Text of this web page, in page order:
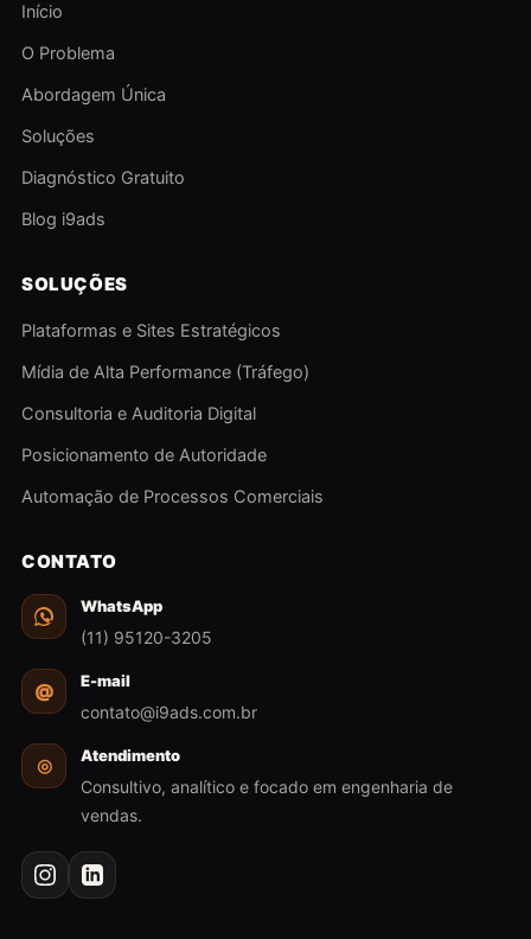
Início
O Problema
Abordagem Única
Soluções
Diagnóstico Gratuito
Blog i9ads
SOLUÇÕES
Plataformas e Sites Estratégicos
Mídia de Alta Performance (Tráfego)
Consultoria e Auditoria Digital
Posicionamento de Autoridade
Automação de Processos Comerciais
CONTATO
WhatsApp
(11) 95120-3205
@ E-mail
contato@i9ads.com.br
◎ Atendimento
Consultivo, analítico e focado em engenharia de
vendas.